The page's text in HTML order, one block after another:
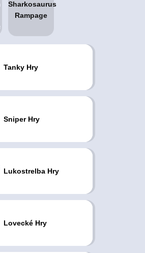
Tanky Hry
Sniper Hry
Lukostrelba Hry
Lovecké Hry